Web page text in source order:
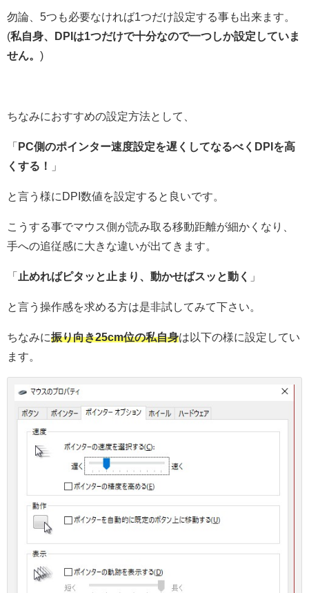
勿論、5つも必要なければ1つだけ設定する事も出来ます。
(私自身、DPIは1つだけで十分なので一つしか設定していま
せん。 )
ちなみにおすすめの設定方法として、
「 PC側のポインター速度設定を遅くしてなるべくDPIを高
くする！
」
と言う様にDPI数値を設定すると良いです。
こうする事でマウス側が読み取る移動距離が細かくなり、
手への追従感に大きな違いが出てきます。
「 止めればピタッと止まり、動かせばスッと動く 」
と言う操作感を求める方は是非試してみて下さい。
ちなみに振り向き25cm位の私自身は以下の様に設定してい
ます。